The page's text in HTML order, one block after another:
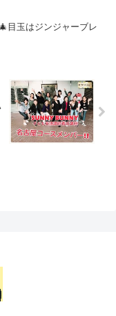
目玉はジンジャーブレ